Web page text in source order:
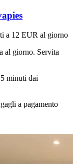
a 12 EUR al giorno
al giorno. Servita
minuti dai
a pagamento